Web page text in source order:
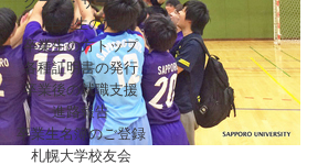
卒業生の方
卒業生の方トップ
各種証明書の発行
卒業後の就職支援
進路報告
卒業生名簿のご登録
札幌大学校友会